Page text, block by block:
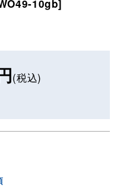
10gb]
(税込)